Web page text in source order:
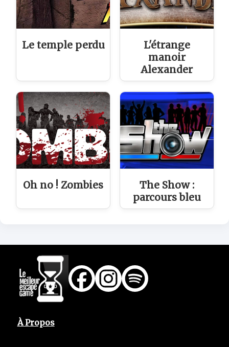
Le temple perdu
L'étrange
manoir
Alexander
Oh no ! Zombies
The Show :
parcours bleu
À Propos